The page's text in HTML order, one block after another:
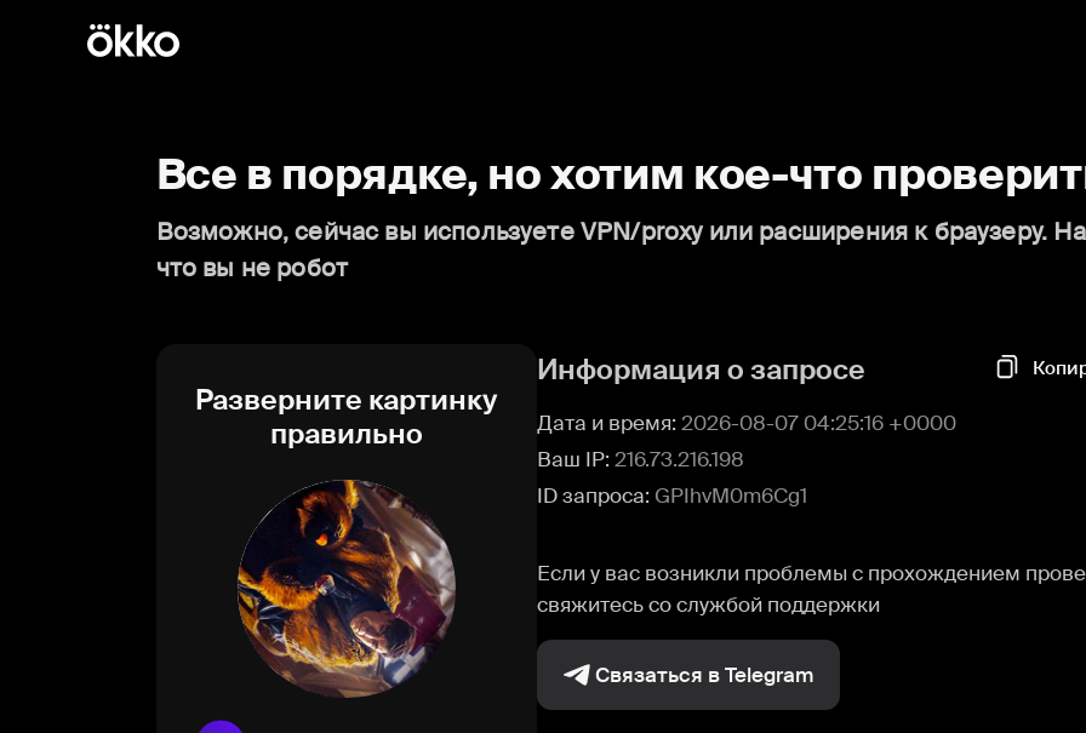
Все в порядке, но хотим кое-что
Возможно, сейчас вы используете VPN/proxy или расширения к браузеру.
что вы не робот
Разверните картинку
правильно
Информация о запросе
Дата и время: 2026-08-07 04:25:16 +0000
Ваш IP: 216.73.216.198
ID запроса: GPIhvM0m6Cg1
Если у вас возникли проблемы с прохождением
свяжитесь со службой поддержки
Связаться в Telegram